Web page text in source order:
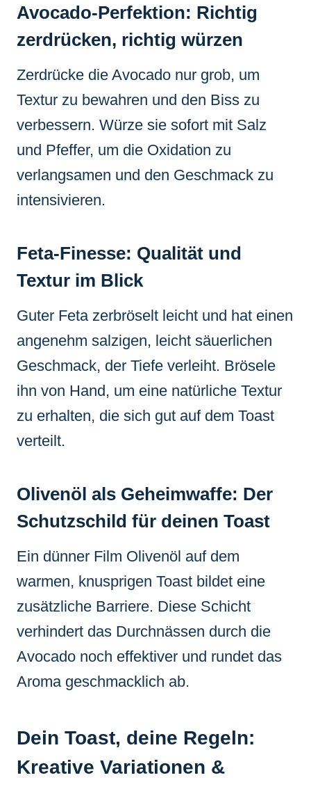
Avocado-Perfektion: Richtig
zerdrücken, richtig würzen
Zerdrücke die Avocado nur grob, um
Textur zu bewahren und den Biss zu
verbessern. Würze sie sofort mit Salz
und Pfeffer, um die Oxidation zu
verlangsamen und den Geschmack zu
intensivieren.
Feta-Finesse: Qualität und
Textur im Blick
Guter Feta zerbröselt leicht und hat einen
angenehm salzigen, leicht säuerlichen
Geschmack, der Tiefe verleiht. Brösele
ihn von Hand, um eine natürliche Textur
zu erhalten, die sich gut auf dem Toast
verteilt.
Olivenöl als Geheimwaffe: Der
Schutzschild für deinen Toast
Ein dünner Film Olivenöl auf dem
warmen, knusprigen Toast bildet eine
zusätzliche Barriere. Diese Schicht
verhindert das Durchnässen durch die
Avocado noch effektiver und rundet das
Aroma geschmacklich ab.
Dein Toast, deine Regeln:
Kreative Variationen &